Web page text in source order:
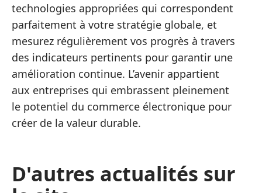
technologies appropriées qui correspondent
parfaitement à votre stratégie globale, et
mesurez régulièrement vos progrès à travers
des indicateurs pertinents pour garantir une
amélioration continue. L’avenir appartient
aux entreprises qui embrassent pleinement
le potentiel du commerce électronique pour
créer de la valeur durable.
D'autres actualités sur